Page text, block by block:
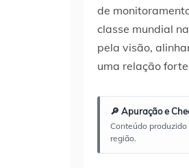
de
classe mundial
pela visão,
uma relação
🔎 Apuração e
Conteúdo
região.